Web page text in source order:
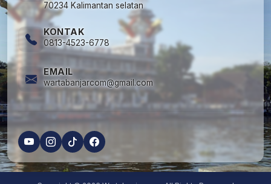
70234 Kalimantan selatan
KONTAK
0813-4523-6778
EMAIL
wartabanjarcom@gmail.com